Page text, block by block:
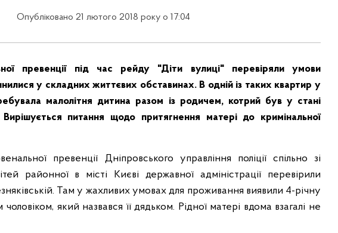
Опубліковано 21 лютого 2018 року о 17:04
превенції під час рейду "Діти вулиці" перевіряли умови
у складних життєвих обставинах. В одній із таких квартир у
малолітня дитина разом із родичем, котрий був у стані
Вирішується питання щодо притягнення матері до кримінальної
превенції Дніпровського управління поліції спільно зі
районної в місті Києві державної адміністрації перевірили
Там у жахливих умовах для проживання виявили 4-річну
який назвався її дядьком. Рідної матері вдома взагалі не